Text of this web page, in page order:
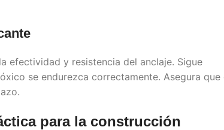
efectividad y resistencia del anclaje. Sigue
se endurezca correctamente. Asegura que
para la construcción